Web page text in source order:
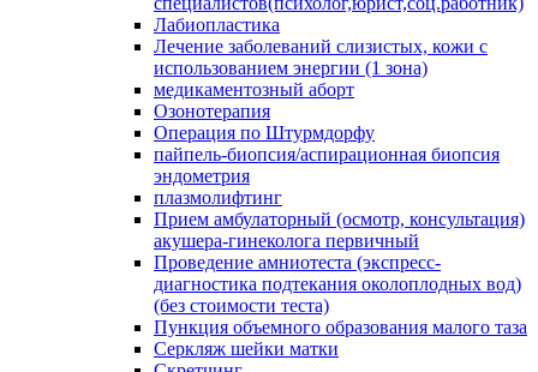
Лабиопластика
Лечение заболеваний слизистых, кожи с
использованием энергии (1 зона)
медикаментозный аборт
Озонотерапия
Операция по Штурмдорфу
пайпель-биопсия/аспирационная биопсия
эндометрия
плазмолифтинг
Прием амбулаторный (осмотр, консультация)
акушера-гинеколога первичный
Проведение амниотеста (экспресс-
диагностика подтекания околоплодных вод)
(без стоимости теста)
Пункция объемного образования малого таза
Серкляж шейки матки